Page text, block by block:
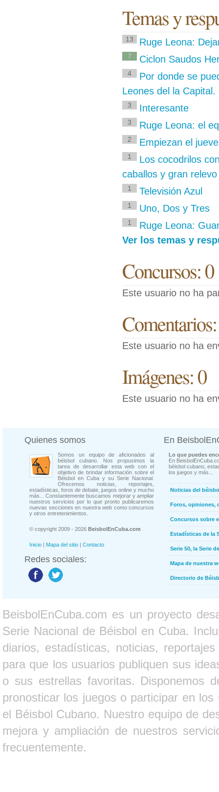
Temas y
13 Ruge Leona:
7 Ciclon Saudos
4
Por donde se
Leones del la
3 Interesante
3 Ruge Leona: el
2 Empiezan el
1
Los cocodrilos
caballos y gran
1 Televisión Azul
1 Uno, Dos y Tres
1
Ruge Leona:
Ver los temas y
Concursos: 0
Este usuario no ha
Este usuario no ha
Imágenes: 0
Este usuario no ha
Quienes somos
Somos un equipo de aficionados al
béisbol cubano. Nos propusimos la
tarea de desarrollar esta web con el
objetivo de brindar información sobre el
Béisbol en Cuba y su Serie Nacional.
Ofrecemos noticias, reportajes,
estadísticas, foros de debate, juegos online y mucho
más... Constantemente buscamos mejorar y ampliar
nuestros servicios por lo que pronto publicaremos
nuevas secciones en nuestra web como concursos
y otros entretenimientos.
© copyright 2009 - 2026 BeisbolEnCuba.com
Inicio | Mapa del sitio | Contacto
Redes sociales:
En
Lo que puedes
En
béisbol cubano,
los juegos y más...
Noticias del
Foros, opiniones,
Concursos sobre
Estadísticas de la
Serie 50, la Serie
Mapa de nuestra
Directorio de
BeisbolEnCuba.com es un proyecto
Serie Nacional de Béisbol en Cuba.
diarios, estadísticas, noticias,
para que los usuarios publiquen sus
o sus estrellas favoritas. Disponemos
pronosticar los juegos o participar en
el Béisbol Cubano. Nuestro equipo de
mejora y ampliación de nuestros
frecuentemente.